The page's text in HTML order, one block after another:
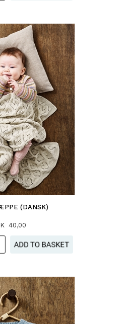
(DANSK)
40,00